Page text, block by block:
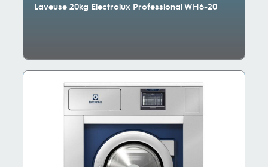
Laveuse 20kg Electrolux Professional WH6-20